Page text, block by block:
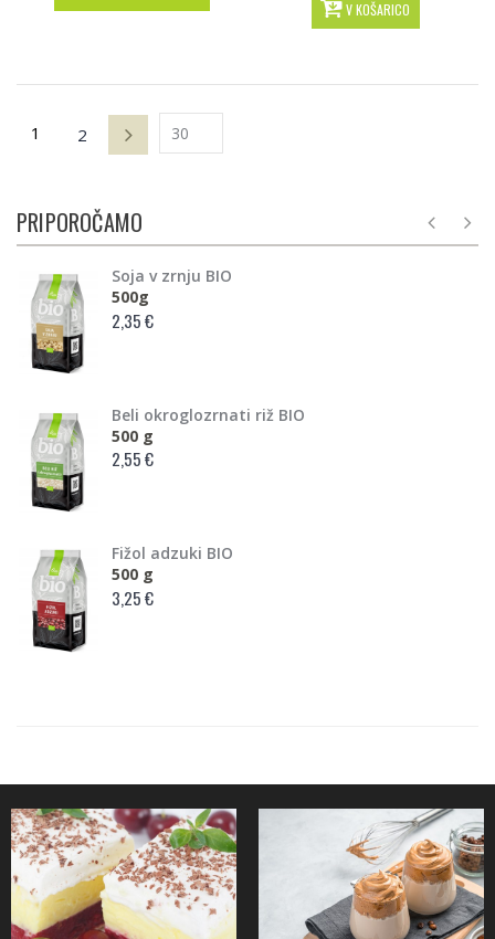
V KOŠARICO
1 2
PRIPOROČAMO
Soja v zrnju BIO
500g
2,35 €
Beli okroglozrnati riž BIO
500 g
2,55 €
Fižol adzuki BIO
500 g
3,25 €